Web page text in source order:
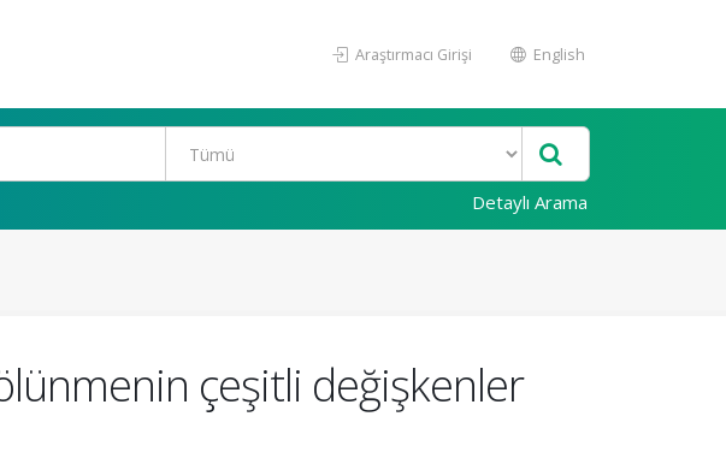
Araştırmacı Girişi English
Detaylı Arama
çeşitli değişkenler